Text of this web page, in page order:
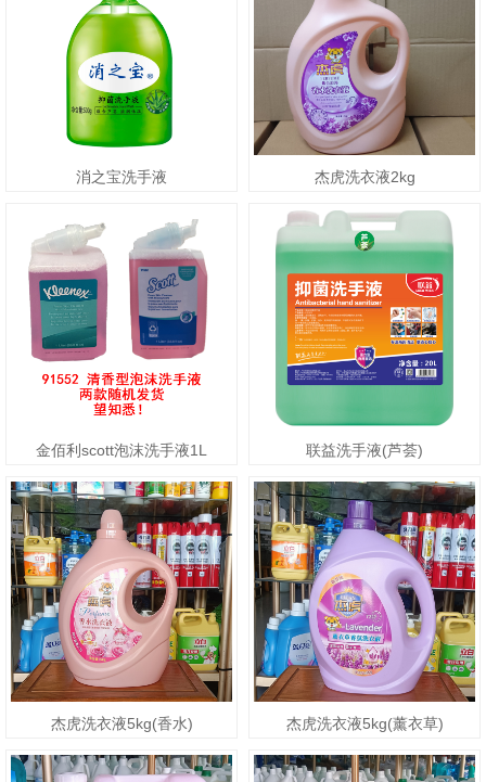
消之宝洗手液 杰虎洗衣液2kg
金佰利scott泡沫洗手液1L 联益洗手液(芦荟)
杰虎洗衣液5kg(香水) 杰虎洗衣液5kg(薰衣草)